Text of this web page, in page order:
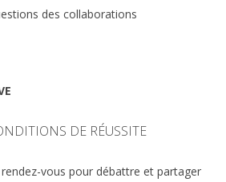
des collaborations
DE RÉUSSITE
rendez-vous pour débattre et partager